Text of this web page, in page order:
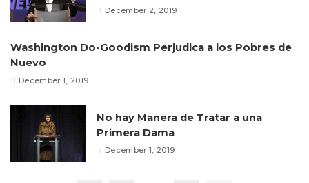
December 2, 2019
Washington Do-Goodism Perjudica a los Pobres de
Nuevo
December 1, 2019
No hay Manera de Tratar a una
Primera Dama
December 1, 2019